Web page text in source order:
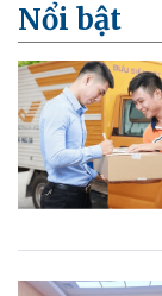
Nổi bật